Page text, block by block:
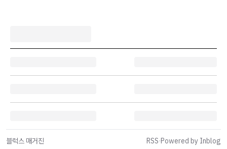
블럭스 매거진 RSS·Powered by Inblog